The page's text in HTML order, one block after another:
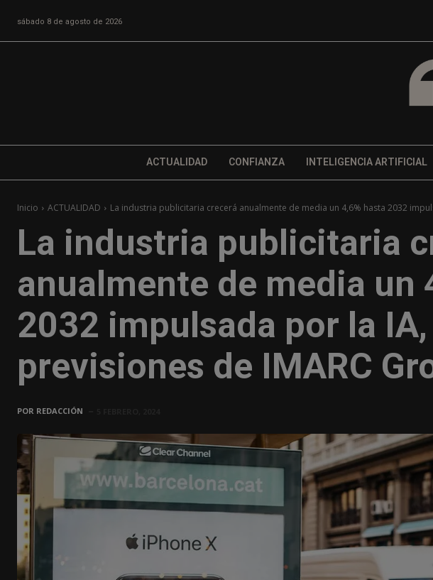
sábado 8 de agosto de 2026
ACTUALIDAD CONFIANZA INTELIGENCIA ARTIFICIAL
Inicio ACTUALIDAD La industria publicitaria crecerá anualmente de media un 4,6% hasta 2032
La industria publicitaria
anualmente de media un
2032 impulsada por la
previsiones de IMARC
POR REDACCIÓN